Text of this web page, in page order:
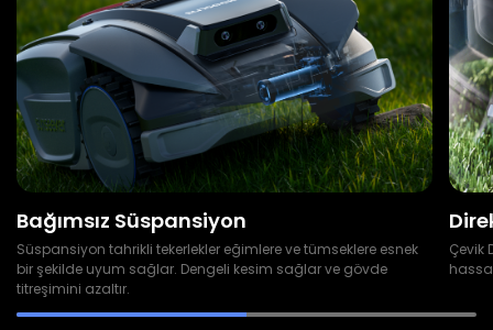
Bağımsız Süspansiyon
Süspansiyon tahrikli tekerlekler eğimlere ve tümseklere esnek
bir şekilde uyum sağlar. Dengeli kesim sağlar ve gövde
titreşimini azaltır.
Çevik